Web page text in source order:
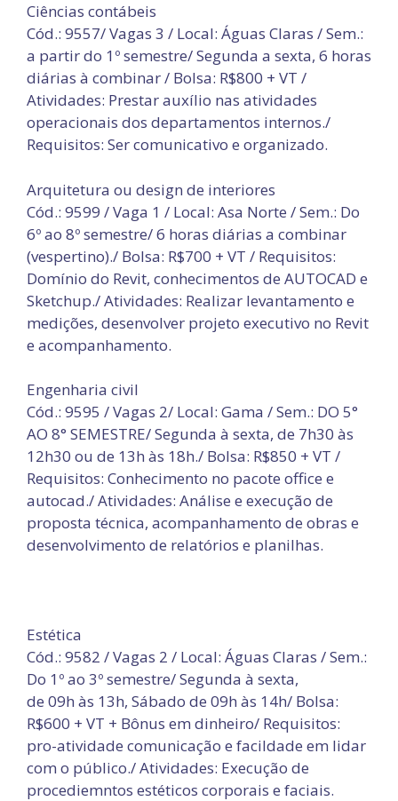
Ciências contábeis
Cód.: 9557/ Vagas 3 / Local: Águas Claras / Sem.:
a partir do 1º semestre/ Segunda a sexta, 6 horas
diárias à combinar / Bolsa: R$800 + VT /
Atividades: Prestar auxílio nas atividades
operacionais dos departamentos internos./
Requisitos: Ser comunicativo e organizado.
Arquitetura ou design de interiores
Cód.: 9599 / Vaga 1 / Local: Asa Norte / Sem.: Do
6º ao 8º semestre/ 6 horas diárias a combinar
(vespertino)./ Bolsa: R$700 + VT / Requisitos:
Domínio do Revit, conhecimentos de AUTOCAD e
Sketchup./ Atividades: Realizar levantamento e
medições, desenvolver projeto executivo no Revit
e acompanhamento.
Engenharia civil
Cód.: 9595 / Vagas 2/ Local: Gama / Sem.: DO 5°
AO 8° SEMESTRE/ Segunda à sexta, de 7h30 às
12h30 ou de 13h às 18h./ Bolsa: R$850 + VT /
Requisitos: Conhecimento no pacote office e
autocad./ Atividades: Análise e execução de
proposta técnica, acompanhamento de obras e
desenvolvimento de relatórios e planilhas.
Estética
Cód.: 9582 / Vagas 2 / Local: Águas Claras / Sem.:
Do 1º ao 3º semestre/ Segunda à sexta,
de 09h às 13h, Sábado de 09h às 14h/ Bolsa:
R$600 + VT + Bônus em dinheiro/ Requisitos:
pro-atividade comunicação e facildade em lidar
com o público./ Atividades: Execução de
procediemntos estéticos corporais e faciais.